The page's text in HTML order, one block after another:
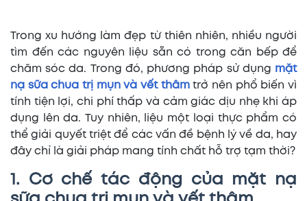
Trong xu hướng làm đẹp từ thiên nhiên, nhiều người
tìm đến các nguyên liệu sẵn có trong căn bếp để
chăm sóc da. Trong đó, phương pháp sử dụng mặt
nạ sữa chua trị mụn và vết thâmtrở nên phổ biến vì
tính tiện lợi, chi phí thấp và cảm giác dịu nhẹ khi áp
dụng lên da. Tuy nhiên, liệu một loại thực phẩm có
thể giải quyết triệt để các vấn đề bệnh lý về da, hay
đây chỉ là giải pháp mang tính chất hỗ trợ tạm thời?
1. Cơ chế tác động của mặt nạ